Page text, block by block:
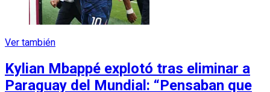
Ver también
Kylian Mbappé explotó tras eliminar a
Paraguay del Mundial: “Pensaban que